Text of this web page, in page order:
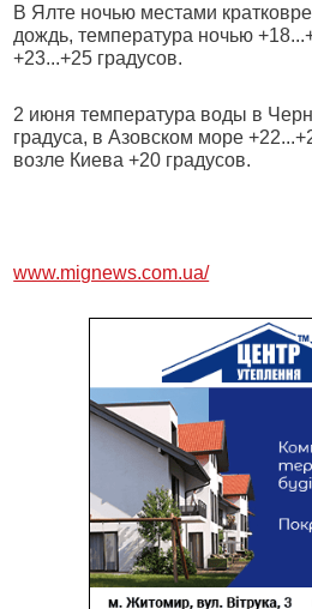
В Ялте ночью местами
дождь, температура ночью
+23...+25 градусов.
2 июня температура воды в
градуса, в Азовском море
возле Киева +20 градусов.
www.mignews.com.ua/